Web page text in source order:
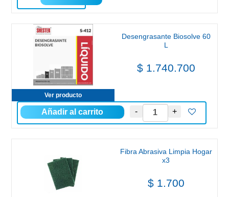
Ver producto
Desengrasante Biosolve 60
L
$ 1.740.700
Fibra Abrasiva Limpia Hogar
x3
$ 1.700